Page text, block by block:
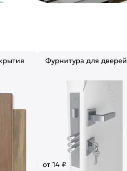
Фурнитура для дверей
от 14 ₽